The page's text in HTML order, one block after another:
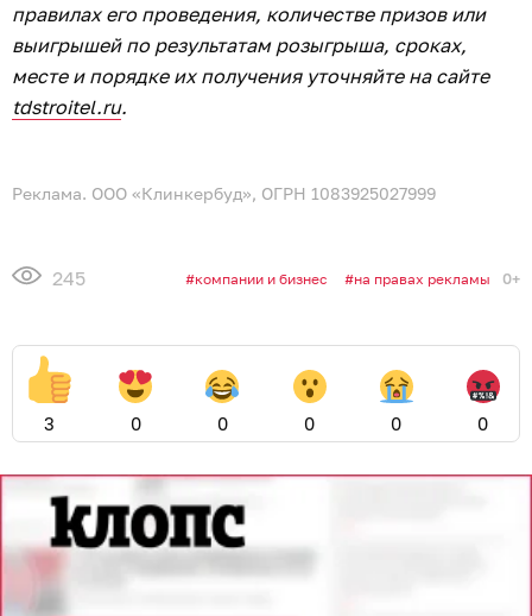
правилах его проведения, количестве призов или
выигрышей по результатам розыгрыша, сроках,
месте и порядке их получения уточняйте на сайте
tdstroitel.ru.
Реклама. ООО «Клинкербуд», ОГРН 1083925027999
245 компании и бизнес на правах рекламы 0+
3 0 0 0 0 0